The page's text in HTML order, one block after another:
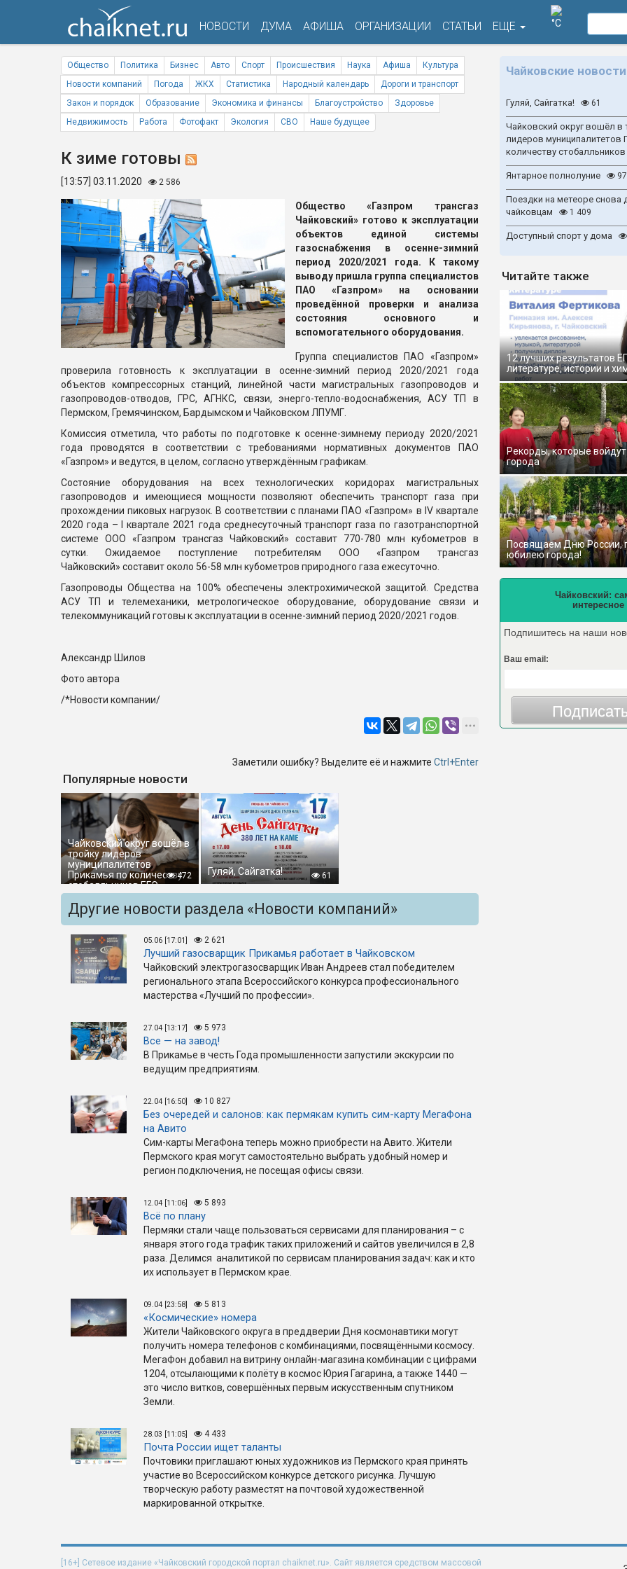
НОВОСТИ ДУМА АФИША ОРГАНИЗАЦИИ СТАТЬИ ЕЩЕ °C
Общество Политика Бизнес Авто Спорт Происшествия Наука Афиша
Культура
Новости компаний
Погода ЖКХ Статистика Народный календарь
Дороги и транспорт
Закон и порядок
Образование Экономика и финансы Благоустройство
Здоровье
Недвижимость
Работа Фотофакт Экология СВО Наше будущее
К зиме готовы
[13:57] 03.11.2020 2 586
Общество «Газпром трансгаз
Чайковский» готово к эксплуатации
объектов единой системы
газоснабжения в осенне-зимний
период 2020/2021 года. К такому
выводу пришла группа специалистов
ПАО «Газпром» на основании
проведённой проверки и анализа
состояния основного и
вспомогательного оборудования.
Группа специалистов ПАО «Газпром»
проверила готовность к эксплуатации в осенне-зимний период 2020/2021 года
объектов компрессорных станций, линейной части магистральных газопроводов и
газопроводов-отводов, ГРС, АГНКС, связи, энерго-тепло-водоснабжения, АСУ ТП в
Пермском, Гремячинском, Бардымском и Чайковском ЛПУМГ.
Комиссия отметила, что работы по подготовке к осенне-зимнему периоду 2020/2021
года проводятся в соответствии с требованиями нормативных документов ПАО
«Газпром» и ведутся, в целом, согласно утверждённым графикам.
Состояние оборудования на всех технологических коридорах магистральных
газопроводов и имеющиеся мощности позволяют обеспечить транспорт газа при
прохождении пиковых нагрузок. В соответствии с планами ПАО «Газпром» в IV квартале
2020 года – I квартале 2021 года среднесуточный транспорт газа по газотранспортной
системе ООО «Газпром трансгаз Чайковский» составит 770-780 млн кубометров в
сутки. Ожидаемое поступление потребителям ООО «Газпром трансгаз
Чайковский» составит около 56-58 млн кубометров природного газа ежесуточно.
Газопроводы Общества на 100% обеспечены электрохимической защитой. Средства
АСУ ТП и телемеханики, метрологическое оборудование, оборудование связи и
телекоммуникаций готовы к эксплуатации в осенне-зимний период 2020/2021 годов.
Александр Шилов
Фото автора
/*Новости компании/
Заметили ошибку? Выделите её и нажмите Ctrl+Enter
Популярные новости
Чайковский округ вошёл в
тройку лидеров
муниципалитетов
Прикамья по количеству
стобалльников ЕГЭ
472 Гуляй, Сайгатка! 61
Другие новости раздела «Новости компаний»
05.06 [17:01] 2 621
Лучший газосварщик Прикамья работает в Чайковском
Чайковский электрогазосварщик Иван Андреев стал победителем
регионального этапа Всероссийского конкурса профессионального
мастерства «Лучший по профессии».
27.04 [13:17] 5 973
Все — на завод!
В Прикамье в честь Года промышленности запустили экскурсии по
ведущим предприятиям.
22.04 [16:50] 10 827
Без очередей и салонов: как пермякам купить сим-карту МегаФона
на Авито
Сим-карты МегаФона теперь можно приобрести на Авито. Жители
Пермского края могут самостоятельно выбрать удобный номер и
регион подключения, не посещая офисы связи.
12.04 [11:06] 5 893
Всё по плану
Пермяки стали чаще пользоваться сервисами для планирования – с
января этого года трафик таких приложений и сайтов увеличился в 2,8
раза. Делимся аналитикой по сервисам планирования задач: как и кто
их использует в Пермском крае.
09.04 [23:58] 5 813
«Космические» номера
Жители Чайковского округа в преддверии Дня космонавтики могут
получить номера телефонов с комбинациями, посвящёнными космосу.
МегаФон добавил на витрину онлайн-магазина комбинации с цифрами
1204, отсылающими к полёту в космос Юрия Гагарина, а также 1440 —
это число витков, совершённых первым искусственным спутником
Земли.
28.03 [11:05] 4 433
Почта России ищет таланты
Почтовики приглашают юных художников из Пермского края принять
участие во Всероссийском конкурсе детского рисунка. Лучшую
творческую работу разместят на почтовой художественной
маркированной открытке.
Чайковские новости
Гуляй, Сайгатка! 61
Чайковский округ вошёл в
лидеров муниципалитетов
количеству
Янтарное полнолуние
Поездки на метеоре снова
чайковцам
1 409
Доступный спорт у дома
Читайте также
12 лучших результатов
литературе, истории и
Рекорды, которые
города
Посвящаем Дню России,
юбилею города!
Чайковский:
интересное
Подпишитесь на наши
Ваш email:
[16+] Сетевое издание «Чайковский городской портал chaiknet.ru». Сайт является средством массовой